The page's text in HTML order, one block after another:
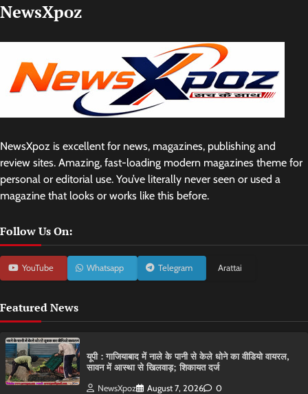
NewsXpoz
NewsXpoz is excellent for news, magazines, publishing and
review sites. Amazing, fast-loading modern magazines theme for
personal or editorial use. You’ve literally never seen or used a
magazine that looks or works like this before.
Follow Us On:
YouTube Whatsapp Telegram Arattai
Featured News
यूपी : गाजियाबाद में नाले के पानी से केले धोने का वीडियो वायरल,
सावन में आस्था से खिलवाड़; शिकायत दर्ज
NewsXpoz August 7, 2026 0